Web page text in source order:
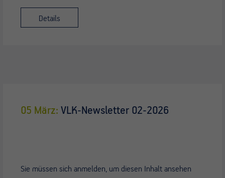
Details
05 März: VLK-Newsletter 02-2026
Sie müssen sich anmelden, um diesen Inhalt ansehen